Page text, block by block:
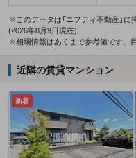
※このデータは「ニフティ不動産」に
(2026年8月9日現在)
※相場情報はあくまで参考値です。
近隣の賃貸マンション
新着